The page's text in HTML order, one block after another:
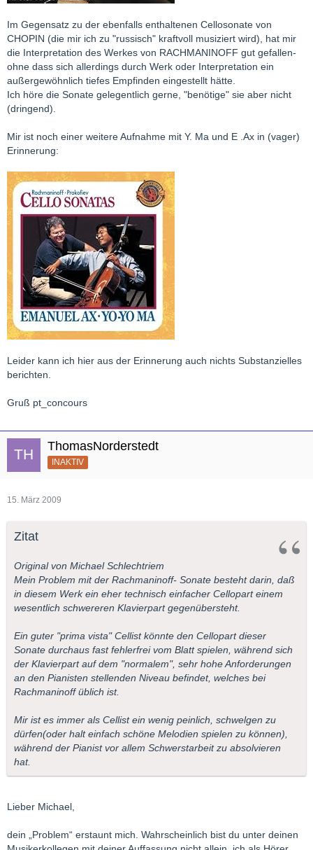
Im Gegensatz zu der ebenfalls enthaltenen Cellosonate von
CHOPIN (die mir ich zu "russisch" kraftvoll musiziert wird), hat mir
die Interpretation des Werkes von RACHMANINOFF gut gefallen-
ohne dass sich allerdings durch Werk oder Interpretation ein
außergewöhnlich tiefes Empfinden eingestellt hätte.
Ich höre die Sonate gelegentlich gerne, "benötige" sie aber nicht
(dringend).
Mir ist noch einer weitere Aufnahme mit Y. Ma und E .Ax in (vager)
Erinnerung:
Leider kann ich hier aus der Erinnerung auch nichts Substanzielles
berichten.
Gruß pt_concours
ThomasNorderstedt
INAKTIV
15. März 2009
Zitat
Original von Michael Schlechtriem
Mein Problem mit der Rachmaninoff- Sonate besteht darin, daß
in diesem Werk ein eher technisch einfacher Cellopart einem
wesentlich schwereren Klavierpart gegenübersteht.
Ein guter "prima vista" Cellist könnte den Cellopart dieser
Sonate durchaus fast fehlerfrei vom Blatt spielen, während sich
der Klavierpart auf dem "normalem", sehr hohe Anforderungen
an den Pianisten stellenden Niveau befindet, welches bei
Rachmaninoff üblich ist.
Mir ist es immer als Cellist ein wenig peinlich, schwelgen zu
dürfen(oder halt einfach schöne Melodien spielen zu können),
während der Pianist vor allem Schwerstarbeit zu absolvieren
hat.
Lieber Michael,
dein „Problem“ erstaunt mich. Wahrscheinlich bist du unter deinen